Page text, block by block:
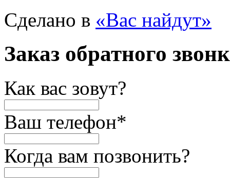
Сделано в «Вас найдут»
Заказ обратного
Как вас зовут?
Ваш телефон*
Когда вам позвонить?